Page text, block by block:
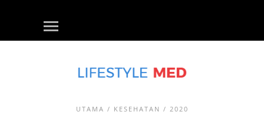
UTAMA / KESEHATAN / 2020